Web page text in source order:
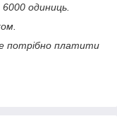
одиниць.
потрібно платити